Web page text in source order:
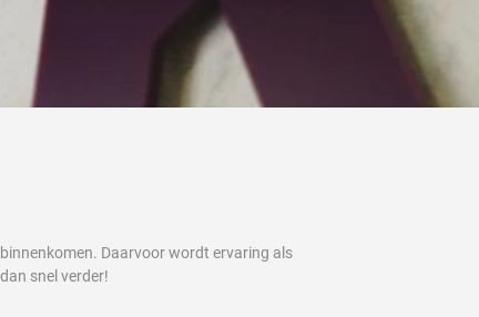
Daarvoor wordt ervaring als
snel verder!